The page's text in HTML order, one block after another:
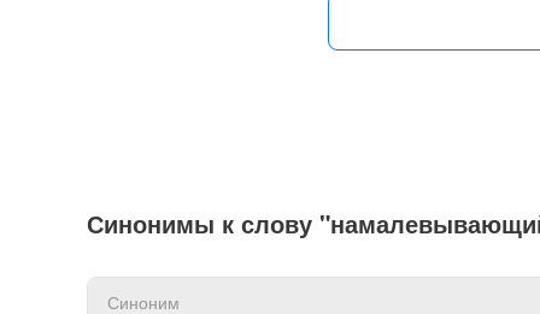
Синонимы к слову
Синоним